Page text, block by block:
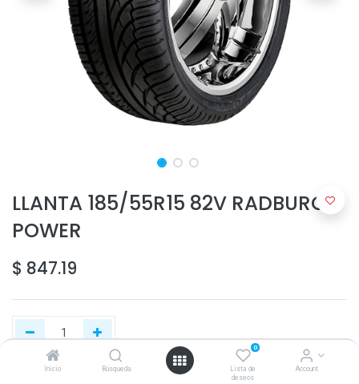
Inicio Búsqueda
0
Lista de
deseos
Account
LLANTA 185/55R15 82V RADBURG
POWER
$ 847.19